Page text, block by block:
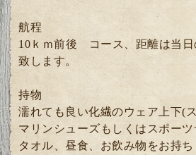
航程
10ｋｍ前後 コース、距離は当日
致します。
持物
濡れても良い化繊のウェア上下(
マリンシューズもしくはスポーツ
タオル、昼食、お飲み物をお持ち